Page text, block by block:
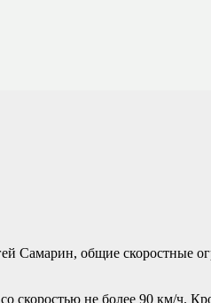
Самарин, общие скоростные
скоростью не более 90 км/ч.